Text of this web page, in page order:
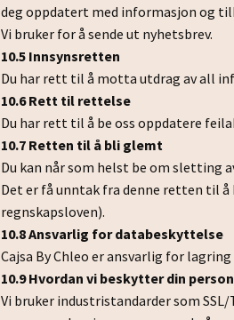
deg oppdatert med informasjon og
Vi bruker for å sende ut nyhetsbrev.
10.5 Innsynsretten
Du har rett til å motta utdrag av all
10.6 Rett til rettelse
Du har rett til å be oss oppdatere
10.7 Retten til å bli glemt
Du kan når som helst be om sletting
Det er få unntak fra denne retten til
regnskapsloven).
10.8 Ansvarlig for databeskyttelse
Cajsa By Chleo er ansvarlig for
10.9 Hvordan vi beskytter din
Vi bruker industristandarder som